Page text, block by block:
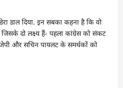
डाल दिया. इन सबका कहना है कि वो
दो लक्ष्य हैं- पहला कांग्रेस को संकट
और सचिन पायलट के समर्थकों को